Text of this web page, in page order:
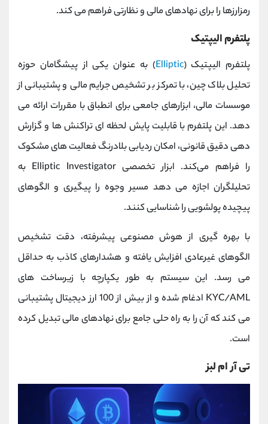
رمزارزها را برای نهادهای مالی و نظارتی فراهم می کند.
پلتفرم الیپتیک
پلتفرم الیپتیک (Elliptic) به عنوان یکی از پیشگامان حوزه
تحلیل بلاک ‌چین، با تمرکز بر تشخیص جرایم مالی و پشتیبانی از
موسسات مالی، ابزارهای جامعی برای انطباق با مقررات ارائه می‌
دهد. این پلتفرم با قابلیت پایش لحظه ‌ای تراکنش ‌ها و گزارش
‌دهی دقیق قانونی، امکان ردیابی بلادرنگ فعالیت‌ های مشکوک
را فراهم می‌کند. ابزار تخصصی Elliptic Investigator به
تحلیلگران اجازه می ‌دهد مسیر وجوه را پیگیری و الگوهای
پیچیده پولشویی را شناسایی کنند.
با بهره‌ گیری از هوش مصنوعی پیشرفته، دقت تشخیص
الگوهای غیرعادی افزایش یافته و هشدارهای کاذب به حداقل
می ‌رسد. این سیستم به طور یکپارچه با زیرساخت ‌های
KYC/AML ادغام شده و از بیش از 100 ارز دیجیتال پشتیبانی
می کند که آن را به راه‌ حلی جامع برای نهادهای مالی تبدیل کرده
است.
تی آر ام لبز